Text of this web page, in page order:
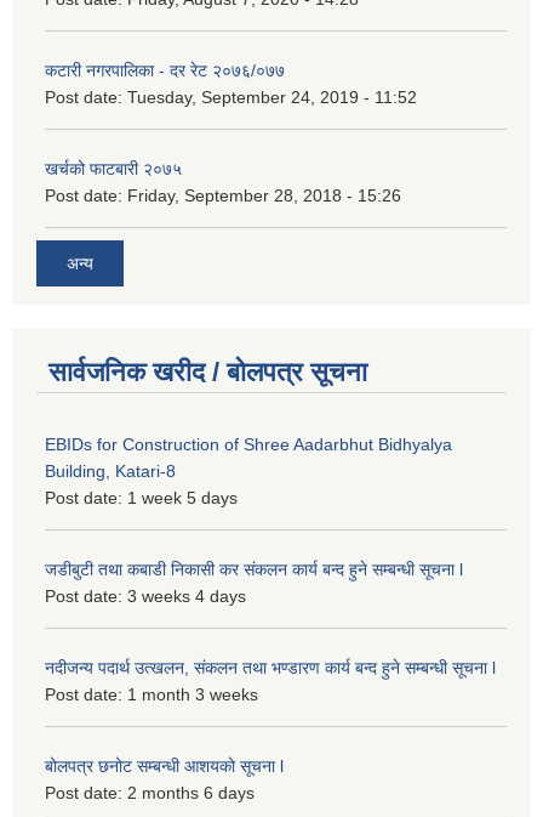
कटारी नगरपालिका - दर रेट २०७६/०७७
Post date: Tuesday, September 24, 2019 - 11:52
खर्चको फाटबारी २०७५
Post date: Friday, September 28, 2018 - 15:26
अन्य
सार्वजनिक खरीद / बोलपत्र सूचना
EBIDs for Construction of Shree Aadarbhut Bidhyalya
Building, Katari-8
Post date: 1 week 5 days
जडीबुटी तथा कबाडी निकासी कर संकलन कार्य बन्द हुने सम्बन्धी सूचना l
Post date: 3 weeks 4 days
नदीजन्य पदार्थ उत्खलन, संकलन तथा भण्डारण कार्य बन्द हुने सम्बन्धी सूचना l
Post date: 1 month 3 weeks
बोलपत्र छनोट सम्बन्धी आशयको सूचना l
Post date: 2 months 6 days